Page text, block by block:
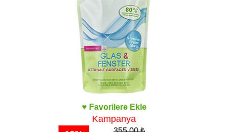
♥ Favorilere Ekle
Kampanya